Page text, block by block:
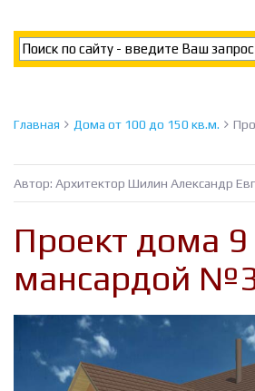
Главная Дома от 100 до 150 кв.м.
Автор: Архитектор Шилин Александр
Проект дома 9
мансардой